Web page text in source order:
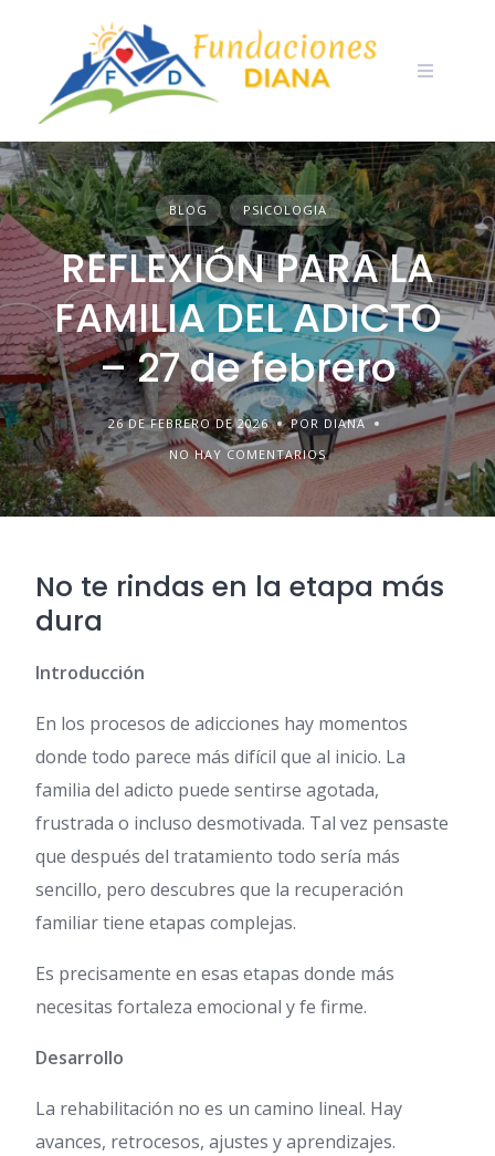
BLOG PSICOLOGIA
REFLEXIÓN PARA LA
FAMILIA DEL ADICTO
– 27 de febrero
26 DE FEBRERO DE 2026
POR DIANA
NO HAY COMENTARIOS
No te rindas en la etapa más
dura
Introducción
En los procesos de adicciones hay momentos
donde todo parece más difícil que al inicio. La
familia del adicto puede sentirse agotada,
frustrada o incluso desmotivada. Tal vez pensaste
que después del tratamiento todo sería más
sencillo, pero descubres que la recuperación
familiar tiene etapas complejas.
Es precisamente en esas etapas donde más
necesitas fortaleza emocional y fe firme.
Desarrollo
La rehabilitación no es un camino lineal. Hay
avances, retrocesos, ajustes y aprendizajes.